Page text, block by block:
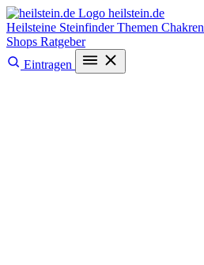
heilstein.de
Heilsteine SteinfinderThemen Chakren
Shops Ratgeber
Eintragen